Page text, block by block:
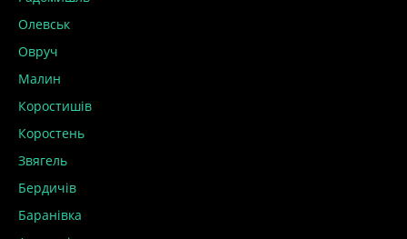
Олевськ
Овруч
Малин
Коростишів
Коростень
Звягель
Бердичів
Баранівка